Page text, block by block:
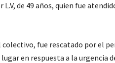
L.V, de 49 años, quien fue
fue rescatado por el
en respuesta a la urgencia